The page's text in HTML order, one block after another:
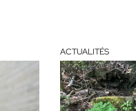
ACTUALITÉS